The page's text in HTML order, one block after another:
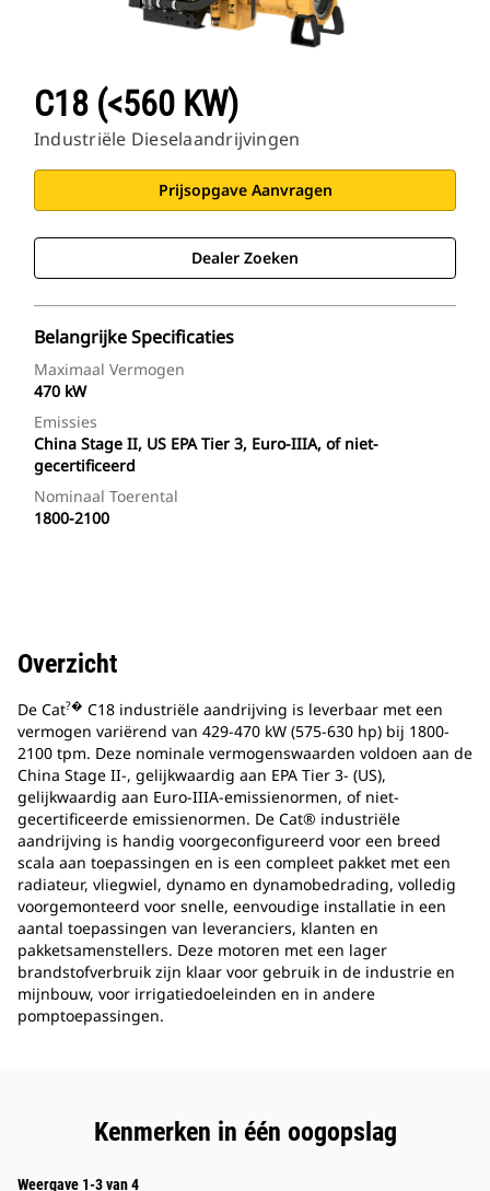
C18 (<560 KW)
Industriële Dieselaandrijvingen
Prijsopgave Aanvragen
Dealer Zoeken
Belangrijke Specificaties
Maximaal Vermogen
470 kW
Emissies
China Stage II, US EPA Tier 3, Euro-IIIA, of niet-
gecertificeerd
Nominaal Toerental
1800-2100
Overzicht
De Cat?� C18 industriële aandrijving is leverbaar met een
vermogen variërend van 429-470 kW (575-630 hp) bij 1800-
2100 tpm. Deze nominale vermogenswaarden voldoen aan de
China Stage II-, gelijkwaardig aan EPA Tier 3- (US),
gelijkwaardig aan Euro-IIIA-emissienormen, of niet-
gecertificeerde emissienormen. De Cat® industriële
aandrijving is handig voorgeconfigureerd voor een breed
scala aan toepassingen en is een compleet pakket met een
radiateur, vliegwiel, dynamo en dynamobedrading, volledig
voorgemonteerd voor snelle, eenvoudige installatie in een
aantal toepassingen van leveranciers, klanten en
pakketsamenstellers. Deze motoren met een lager
brandstofverbruik zijn klaar voor gebruik in de industrie en
mijnbouw, voor irrigatiedoeleinden en in andere
pomptoepassingen.
Kenmerken in één oogopslag
Weergave 1-3 van 4